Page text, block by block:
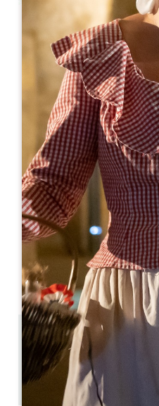
Ab
Château
4 Rue
33330
05 57
MONAT
M A M J
TAGE
M
AM
D
AM
PM
M
AM
PM
0.24 km
45min - 1h
10
GPS-Code kopieren